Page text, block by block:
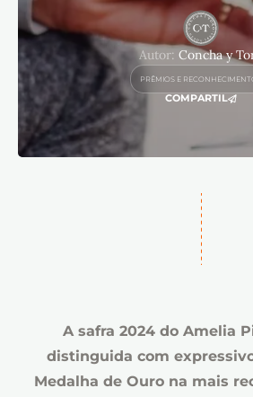
Autor: Concha y
PRÊMIOS E
COMPARTIL
A safra 2024 do Amelia
distinguida com
Medalha de Ouro na mais